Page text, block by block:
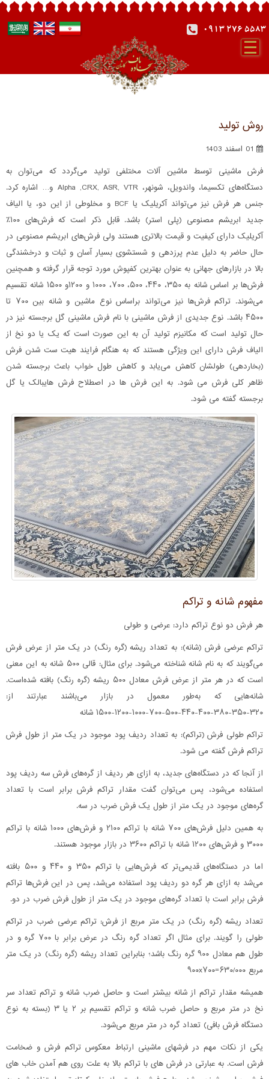
0913 276 5583
روش تولید
01 اسفند 1403
فرش ماشینی توسط ماشین آلات مختلفی تولید می‌گردد که می‌توان به
دستگاه‌های تکسیما، واندویل، شونهر، Alpha ,CRX, ASR, VTR و… اشاره کرد.
جنس هر فرش نیز می‌تواند آکریلیک یا BCF و مخلوطی از این دو، یا الیاف
جدید ابریشم مصنوعی (پلی استر) باشد. قابل ذکر است که فرش‌های ۱۰۰٪
آکریلیک دارای کیفیت و قیمت بالاتری هستند ولی فرش‌های ابریشم مصنوعی در
حال حاضر به دلیل عدم پرزدهی و شستشوی بسیار آسان و ثبات و درخشندگی
بالا در بازارهای جهانی به عنوان بهترین کفپوش مورد توجه قرار گرفته و همچنین
فرش‌ها بر اساس شانه به ۳۵۰، ۴۴۰، ۵۰۰، ۷۰۰، ۱۰۰۰ و ۱۲۰۰و ۱۵۰۰ شانه تقسیم
می‌شوند. تراکم فرش‌ها نیز می‌تواند براساس نوع ماشین و شانه بین ۷۰۰ تا
۴۵۰۰ باشد. نوع جدیدی از فرش ماشینی با نام فرش ماشینی گل برجسته نیز در
حال تولید است که مکانیزم تولید آن به این صورت است که یک یا دو نخ از
الیاف فرش دارای این ویژگی هستند که به هنگام فرایند هیت ست شدن فرش
(بخاردهی) طولشان کاهش می‌یابد و کاهش طول خواب باعث برجسته شدن
ظاهر کلی فرش می شود. به این فرش ها در اصطلاح فرش هایبالک یا گل
برجسته گفته می شود.
مفهوم شانه و تراکم
هر فرش دو نوع تراکم دارد: عرضی و طولی
تراکم عرضی فرش (شانه): به تعداد ریشه (گره رنگ) در یک متر از عرض فرش
می‌گویند که به نام شانه شناخته می‌شود. برای مثال: قالی ۵۰۰ شانه به این معنی
است که در هر متر از عرض فرش معادل ۵۰۰ ریشه (گره رنگ) بافته شده‌است.
شانه‌هایی که به‌طور معمول در بازار می‌باشند عبارتند از:
۳۲۰-۳۵۰-۳۸۰-۴۰۰-۴۴۰-۵۰۰-۷۰۰-۱۰۰۰-۱۲۰۰-۱۵۰۰ شانه
تراکم طولی فرش (تراکم): به تعداد ردیف پود موجود در یک متر از طول فرش
تراکم فرش گفته می شود.
از آنجا که در دستگاه‌های جدید، به ازای هر ردیف از گره‌های فرش سه ردیف پود
استفاده می‌شود، پس می‌توان گفت مقدار تراکم فرش برابر است با تعداد
گره‌های موجود در یک متر از طول یک فرش ضرب در سه.
به همین دلیل فرش‌های ۷۰۰ شانه با تراکم ۲۱۰۰ و فرش‌های ۱۰۰۰ شانه با تراکم
۳۰۰۰ و فرش‌های ۱۲۰۰ شانه با تراکم ۳۶۰۰ در بازار موجود هستند.
اما در دستگاه‌های قدیمی‌تر که فرش‌هایی با تراکم ۳۵۰ و ۴۴۰ و ۵۰۰ بافته
می‌شد به ازای هر گره دو ردیف پود استفاده می‌شد، پس در این فرش‌ها تراکم
فرش برابر است با تعداد گره‌های موجود در یک متر از طول فرش ضرب در دو.
تعداد ریشه (گره رنگ) در یک متر مربع از فرش: تراکم عرضی ضرب در تراکم
طولی را گویند. برای مثال اگر تعداد گره رنگ در عرض برابر با ۷۰۰ گره و در
طول هم معادل ۹۰۰ گره رنگ باشد؛ بنابراین تعداد ریشه (گره رنگ) در یک متر
مربع ۶۳۰/۰۰۰=۹۰۰x۷۰۰
همیشه مقدار تراکم از شانه بیشتر است و حاصل ضرب شانه و تراکم تعداد سر
نخ در متر مربع و حاصل ضرب شانه و تراکم تقسیم بر ۲ یا ۳ (بسته به نوع
دستگاه فرش بافی) تعداد گره در متر مربع می‌شود.
یکی از نکات مهم در فرشهای ماشینی ارتباط معکوس تراکم فرش و ضخامت
فرش است. به عبارتی در فرش های با تراکم بالا به علت روی هم آمدن خاب های